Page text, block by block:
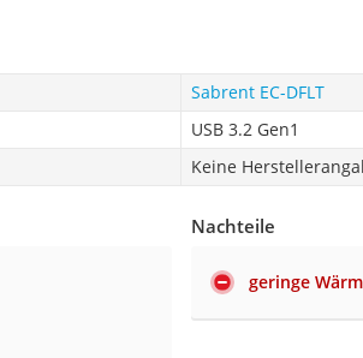
Sabrent ‎EC-DFLT
USB 3.2 Gen1
Keine
Nachteile
geringe